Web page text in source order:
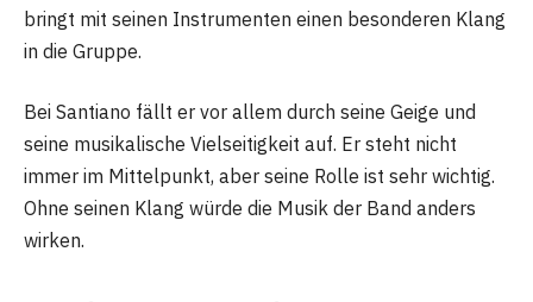
bringt mit seinen Instrumenten einen besonderen Klang
in die Gruppe.
Bei Santiano fällt er vor allem durch seine Geige und
seine musikalische Vielseitigkeit auf. Er steht nicht
immer im Mittelpunkt, aber seine Rolle ist sehr wichtig.
Ohne seinen Klang würde die Musik der Band anders
wirken.